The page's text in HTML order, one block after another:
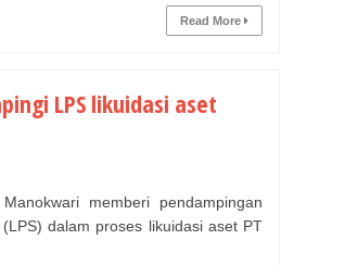
Read More
LPS likuidasi aset
memberi pendampingan
dalam proses likuidasi aset PT